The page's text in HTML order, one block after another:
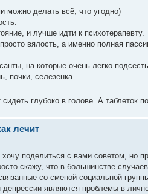
можно делать всё, что угодно)
и лучше идти к психотерапевту.
вялость, а именно полная
на которые очень легко
почки, селезенка....
глубоко в голове. А таблеток
лечит
поделиться с вами советом, но
скажу, что в большинстве
со сменой социальной
являются проблемы в